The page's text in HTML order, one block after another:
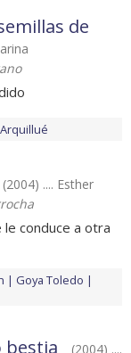
de
(2004) .... Esther
conduce a otra
Goya Toledo
bestia
(2004) ....